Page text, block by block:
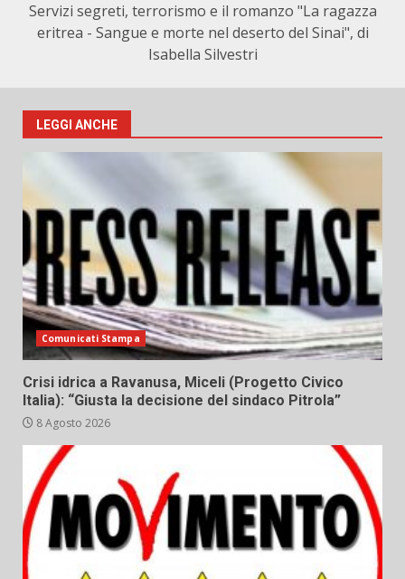
Servizi segreti, terrorismo e il romanzo "La ragazza
eritrea - Sangue e morte nel deserto del Sinai", di
Isabella Silvestri
LEGGI ANCHE
Comunicati Stampa
Crisi idrica a Ravanusa, Miceli (Progetto Civico
Italia): “Giusta la decisione del sindaco Pitrola”
8 Agosto 2026